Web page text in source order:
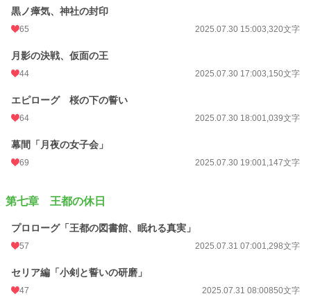
黒ノ瘴気、神社の封印
65 2025.07.30 15:003,320文字
月影の決戦、仮面の王
44 2025.07.30 17:003,150文字
エピローグ 桜の下の誓い
64 2025.07.30 18:001,039文字
幕間「月夜の女子会」
69 2025.07.30 19:001,147文字
第七章 王都の休日
プロローグ「王都の図書館、眠れる真実」
57 2025.07.31 07:001,298文字
セリア編「小剣と誓いの研磨」
47 2025.07.31 08:00850文字